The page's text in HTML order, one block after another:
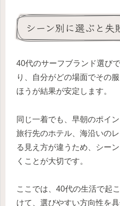
シーン別に選ぶと失
40代のサーフブランド選び
り、自分がどの場面でその
ほうが結果が安定します。
同じ一着でも、早朝のポイ
旅行先のホテル、海沿いの
る見え方が違うため、シー
くことが大切です。
ここでは、40代の生活で起
けて、選びやすい方向性を